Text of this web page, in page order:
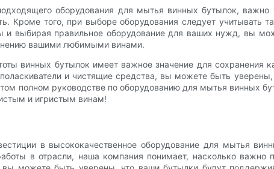
оборудования для мытья винных бутылок,
Кроме того, при выборе оборудования следует учитывать
и выбирая правильное оборудование для ваших нужд, вы
вашими любимыми винами.
винных бутылок имеет важное значение для сохранения
и чистящие средства, вы можете быть
полном руководстве по оборудованию для мытья винных
и игристым винам!
в высококачественное оборудование для мытья
в отрасли, наша компания понимает, насколько